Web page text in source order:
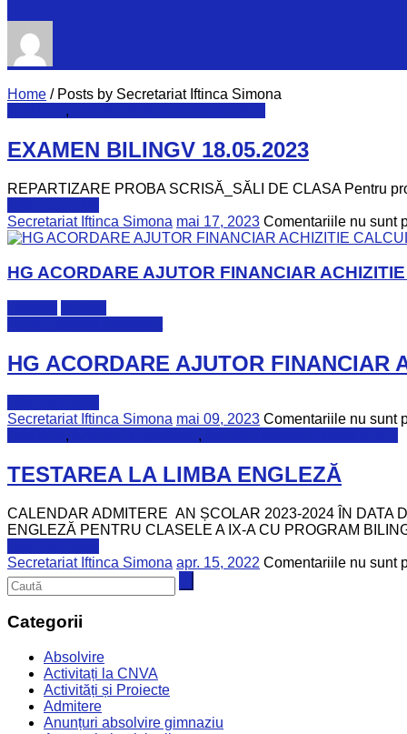
Home / Posts by Secretariat Iftinca Simona
,
EXAMEN BILINGV 18.05.2023
REPARTIZARE PROBA SCRISĂ_SĂLI DE CLASA Pentru
Secretariat Iftinca Simona mai 17, 2023 Comentariile nu sunt
HG ACORDARE AJUTOR FINANCIAR
HG ACORDARE AJUTOR FINANCIAR
Secretariat Iftinca Simona mai 09, 2023 Comentariile nu sunt
, ,
TESTAREA LA LIMBA ENGLEZĂ
CALENDAR ADMITERE AN ȘCOLAR 2023-2024 ÎN DATA
ENGLEZĂ PENTRU CLASELE A IX-A CU PROGRAM
Secretariat Iftinca Simona apr. 15, 2022 Comentariile nu sunt
Categorii
Absolvire
Activitați la CNVA
Activități și Proiecte
Admitere
Anunțuri absolvire gimnaziu